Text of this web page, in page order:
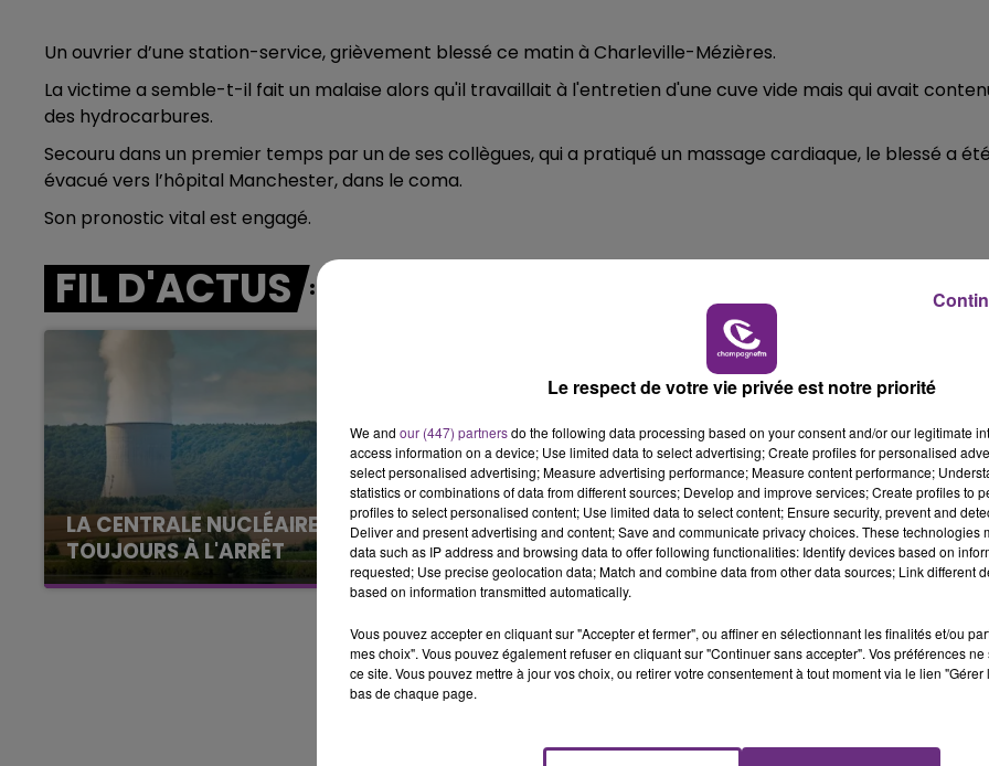
7h00 - 11h00
BEST OF
11h00 - 16h00
LE WEEK-END CHAMPAGNE FM
Un ouvrier d’une station-service, grièvement blessé ce matin à Charleville-Mézières.
La victime a semble-t-il fait un malaise alors qu'il travaillait à l'entretien d'une cuve vide mais qui avait
des hydrocarbures.
Secouru dans un premier temps par un de ses collègues, qui a pratiqué un massage cardiaque, le blessé a été
évacué vers l’hôpital Manchester, dans le coma.
Son pronostic vital est engagé.
FIL D'ACTUS
LA CENTRALE NUCLÉAIRE DE CHOOZ
TOUJOURS À L'ARRÊT
Cela fait déjà une semaine que la centrale
nucléaire ardennaise est à l'arrêt. Une situation
justifiée par la sécheresse intense qui est
LE MAGASIN JOUÉCLUB DE REIMS FERME
SES PORTES
C'était l'une des institutions du centre-ville
rémois. Le magasin JouéClub est contraint de
fermer ses portes.
Le respect de votre vie privée est notre priorité
We and our (447) partnersdo the following data processing based on your consent and/or our legitimate
access information on a device; Use limited data to select advertising; Create profiles for personalised
select personalised advertising; Measure advertising performance; Measure content performance;
statistics or combinations of data from different sources; Develop and improve services; Create profiles to
profiles to select personalised content; Use limited data to select content; Ensure security, prevent and
Deliver and present advertising and content; Save and communicate privacy choices. These technologies
data such as IP address and browsing data to offer following functionalities: Identify devices based on
requested; Use precise geolocation data; Match and combine data from other data sources; Link different
based on information transmitted automatically.
Vous pouvez accepter en cliquant sur "Accepter et fermer", ou affiner en sélectionnant les finalités et/ou
mes choix". Vous pouvez également refuser en cliquant sur "Continuer sans accepter". Vos préférences
ce site. Vous pouvez mettre à jour vos choix, ou retirer votre consentement à tout moment via le lien
bas de chaque page.